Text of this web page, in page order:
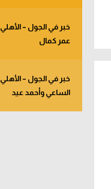
خبر في الجول –
عمر كمال
خبر في الجول –
الساعي وأحمد عيد